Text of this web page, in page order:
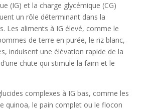
(IG) et la charge glycémique (CG)
un rôle déterminant dans la
Les aliments à IG élevé, comme le
de terre en purée, le riz blanc,
induisent une élévation rapide de la
chute qui stimule la faim et le
complexes à IG bas, comme les
quinoa, le pain complet ou le flocon